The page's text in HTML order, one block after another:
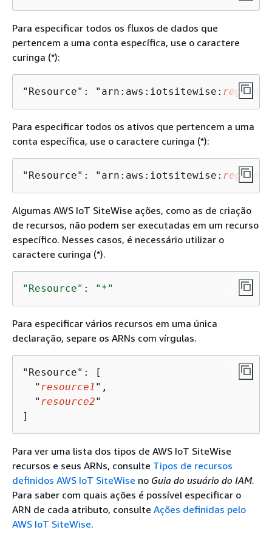
Para especificar todos os fluxos de dados que
pertencem a uma conta específica, use o caractere
curinga (*):
"Resource": "arn:aws:iotsitewise: region
Para especificar todos os ativos que pertencem a uma
conta específica, use o caractere curinga (*):
"Resource": "arn:aws:iotsitewise: region
Algumas AWS IoT SiteWise ações, como as de criação
de recursos, não podem ser executadas em um recurso
específico. Nesses casos, é necessário utilizar o
caractere curinga (*).
"Resource" : "*"
Para especificar vários recursos em uma única
declaração, separe os ARNs com vírgulas.
"Resource": [
  "
resource1 ",
  "
resource2"
]
Para ver uma lista dos tipos de AWS IoT SiteWise
recursos e seus ARNs, consulte Tipos de recursos
definidos AWS IoT SiteWise no Guia do usuário do IAM.
Para saber com quais ações é possível especificar o
ARN de cada atributo, consulte Ações definidas pelo
AWS IoT SiteWise.